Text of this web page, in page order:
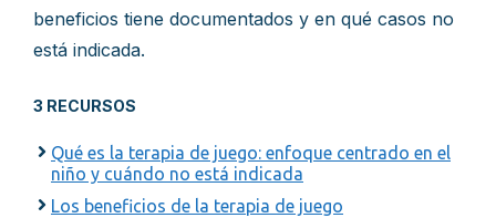
beneficios tiene documentados y en qué casos no
está indicada.
3 RECURSOS
Qué es la terapia de juego: enfoque centrado en el
niño y cuándo no está indicada
Los beneficios de la terapia de juego